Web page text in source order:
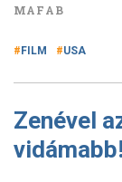
MAFAB
FILM USA
Zenével